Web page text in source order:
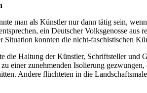
man als Künstler nur dann tätig sein,
ein Deutscher Volksgenosse
Situation konnten die nicht-faschistischen
die Haltung der Künstler, Schriftsteller und
einer zunehmenden Isolierung
Andere flüchteten in die